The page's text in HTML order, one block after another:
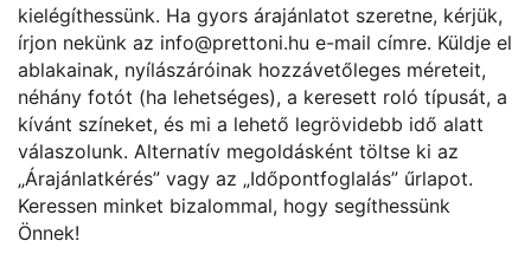
kielégíthessünk. Ha gyors árajánlatot szeretne, kérjük,
írjon nekünk az info@prettoni.hu e-mail címre. Küldje el
ablakainak, nyílászáróinak hozzávetőleges méreteit,
néhány fotót (ha lehetséges), a keresett roló típusát, a
kívánt színeket, és mi a lehető legrövidebb idő alatt
válaszolunk. Alternatív megoldásként töltse ki az
„Árajánlatkérés” vagy az „Időpontfoglalás” űrlapot.
Keressen minket bizalommal, hogy segíthessünk
Önnek!